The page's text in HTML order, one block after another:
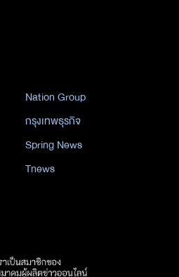
Nation Group
กรุงเทพธุรกิจ
Spring News
Tnews